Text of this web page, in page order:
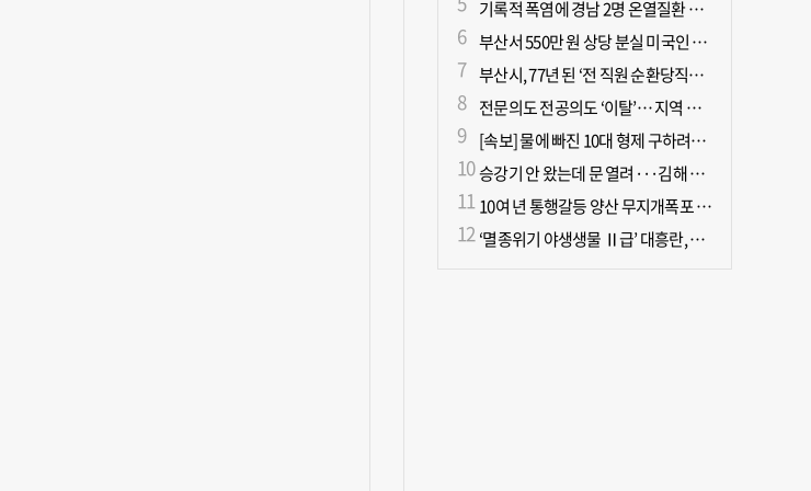
기록적 폭염에 경남 2명 온열질환 사망
부산서 550만 원 상당 분실 미국인 관광객, 경찰 도움으로 되찾아
부산시, 77년 된 ‘전 직원 순환당직제’ 폐지
전문의도 전공의도 ‘이탈’… 지역 필수의료 무너진다
[속보] 물에 빠진 10대 형제 구하려던 50대 군인 2명 심정지 상태로 이송
승강기 안 왔는데 문 열려···김해 병원서 60대 직원 추락사
10여 년 통행갈등 양산 무지개폭포 해결되나?
‘멸종위기 야생생물 Ⅱ급’ 대흥란, 지리산 새 서식지 확인